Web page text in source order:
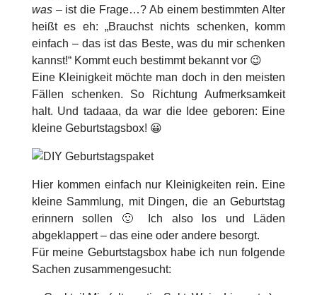
was– ist die Frage…? Ab einem bestimmten Alter
heißt es eh: „Brauchst nichts schenken, komm
einfach – das ist das Beste, was du mir schenken
kannst!“ Kommt euch bestimmt bekannt vor 😉
Eine Kleinigkeit möchte man doch in den meisten
Fällen schenken. So Richtung Aufmerksamkeit
halt. Und tadaaa, da war die Idee geboren: Eine
kleine Geburtstagsbox! 😀
Hier kommen einfach nur Kleinigkeiten rein. Eine
kleine Sammlung, mit Dingen, die an Geburtstag
erinnern sollen 🙂 Ich also los und Läden
abgeklappert – das eine oder andere besorgt.
Für meine Geburtstagsbox habe ich nun folgende
Sachen zusammengesucht: